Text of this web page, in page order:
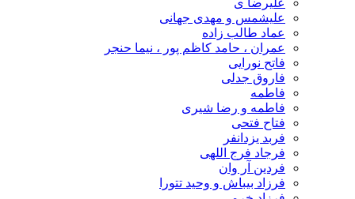
علیرضا ی
علیشمس و مهدی جهانی
عماد طالب زاده
عمران ، حامد کاظم پور ، نیما حنجر
فاتح نورایی
فاروق جدلی
فاطمه
فاطمه و رضا شیری
فتاح فتحی
فربد یزدانفر
فرجاد فرج اللهی
فردین آر وان
فرزاد بیباش و وحید تتورا